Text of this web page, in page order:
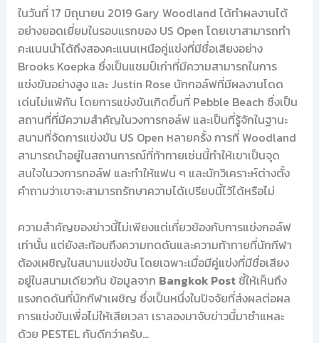
ในวันที่ 17 มิถุนายน 2019 Gary Woodland ได้ทำผลงานได้
อย่างยอดเยี่ยมในรอบแรกของ US Open โดยเขาสามารถทำ
คะแนนนำได้ถึงสองคะแนนเหนือคู่แข่งที่มีชื่อเสียงอย่าง
Brooks Koepka ซึ่งเป็นแชมป์เก่าที่มีความสามารถในการ
แข่งขันอย่างสูง และ Justin Rose นักกอล์ฟที่มีผลงานโดด
เด่นไม่แพ้กัน โดยการแข่งขันเกิดขึ้นที่ Pebble Beach ซึ่งเป็น
สถานที่ที่มีความสำคัญในวงการกอล์ฟ และเป็นที่รู้จักในฐานะ
สนามที่จัดการแข่งขัน US Open หลายครั้ง การที่ Woodland
สามารถนำอยู่ในสถานการณ์ที่ท้าทายเช่นนี้ทำให้เขาเป็นจุด
สนใจในวงการกอล์ฟ และทำให้แฟน ๆ และนักวิเคราะห์ต่างตั้ง
คำถามว่าเขาจะสามารถรักษาความได้เปรียบนี้ไว้ได้หรือไม่
ความสำคัญของข่าวนี้ไม่เพียงแต่เกี่ยวข้องกับการแข่งกอล์ฟ
เท่านั้น แต่ยังสะท้อนถึงความกดดันและความท้าทายที่นักกีฬา
ต้องเผชิญในสนามแข่งขัน โดยเฉพาะเมื่อมีคู่แข่งที่มีชื่อเสียง
อยู่ในสนามเดียวกัน ข้อมูลจาก Bangkok Postชี้ให้เห็นถึง
แรงกดดันที่นักกีฬาเผชิญ ซึ่งเป็นหนึ่งในปัจจัยที่ส่งผลต่อผล
การแข่งขันเพื่อไม่ให้เสียเวลา เราลองมาจับข่าวนี้มาชำแหละ
ด้วย PESTEL กันดีกว่าครับ…